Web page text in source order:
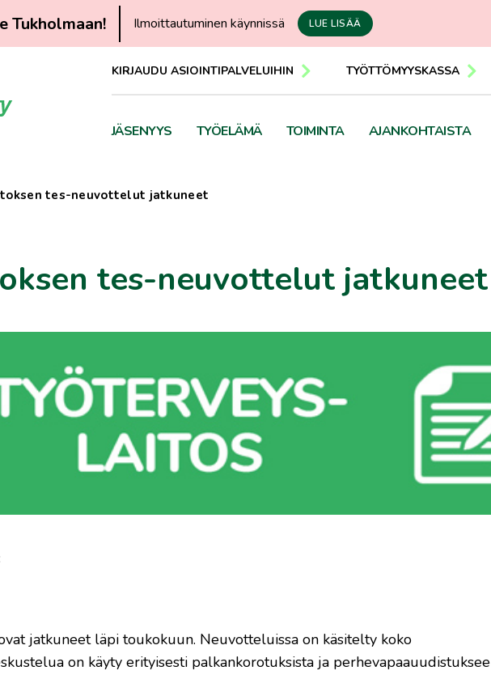
Tukholmaan! Ilmoittautuminen käynnissä LUE LISÄÄ
KIRJAUDU ASIOINTIPALVELUIHIN TYÖTTÖMYYSKASSA
JÄSENYYS TYÖELÄMÄ TOIMINTA AJANKOHTAISTA
tes-neuvottelut jatkuneet
tes-neuvottelut jatkuneet
jatkuneet läpi toukokuun. Neuvotteluissa on käsitelty koko
on käyty erityisesti palkankorotuksista ja